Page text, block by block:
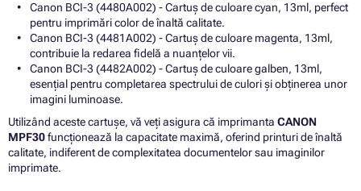
Canon BCI-3 (4480A002) - Cartuș de culoare cyan, 13ml, perfect
pentru imprimări color de înaltă calitate.
Canon BCI-3 (4481A002) - Cartuș de culoare magenta, 13ml,
contribuie la redarea fidelă a nuanțelor vii.
Canon BCI-3 (4482A002) - Cartuș de culoare galben, 13ml,
esențial pentru completarea spectrului de culori și obținerea unor
imagini luminoase.
Utilizând aceste cartușe, vă veți asigura că imprimanta CANON
MPF30funcționează la capacitate maximă, oferind printuri de înaltă
calitate, indiferent de complexitatea documentelor sau imaginilor
imprimate.